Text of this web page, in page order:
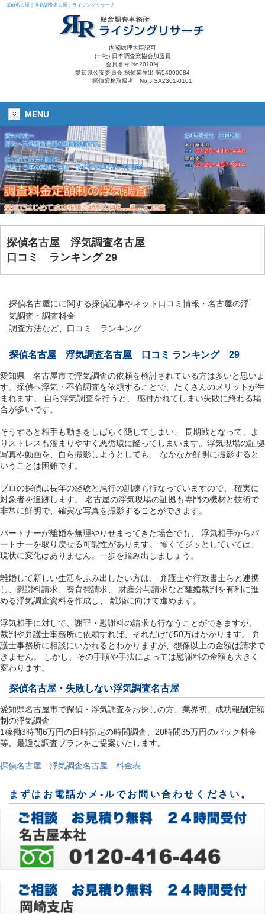
探偵名古屋｜浮気調査名古屋｜ライジングリサーチ
内閣総理大臣認可
(一社) 日本調査業協会加盟員
会員番号 No2010号
愛知県公安委員会 探偵業届出 第54090084
探偵業務取扱者 No.JISA2301-0101
MENU
探偵名古屋
浮気調査名古屋
口コミ ランキング 29
探偵名古屋にに関する探偵記事やネット口コミ情報・名古屋の浮
気調査・調査料金
調査方法など、口コミ ランキング
探偵名古屋 浮気調査名古屋 口コミ ランキング 29
愛知県 名古屋市で浮気調査の依頼を検討されている方は多いと思いま
す。探偵へ浮気・不倫調査を依頼することで、たくさんのメリットが生
まれます。 自ら浮気調査を行うと、 感付かれてしまい失敗に終わる場
合が多いです。
そうすると相手も動きをしばらく隠してしまい、 長期戦となって、よ
りストレスも溜まりやすく悪循環に陥ってしまいます。浮気現場の証拠
写真や動画を、自ら撮影しようとしても、 なかなか鮮明に撮影すると
いうことは困難です。
プロの探偵は長年の経験と尾行の訓練も行なっていますので、 確実に
対象者を追跡します。 名古屋の浮気現場の証拠も専門の機材と技術で
非常に鮮明で、確実な写真を撮影することができます。
パートナーが離婚を無理やりせまってきた場合でも、 浮気相手からパ
ートナーを取り戻せる可能性があります。 怖くてジッとしていては、
現状に変化はありません。一歩を踏み出しましょう。
離婚して新しい生活をふみ出したい方は、 弁護士や行政書士らと連携
し、慰謝料請求、養育費請求、 財産分与請求など離婚裁判を有利に進
める浮気調査資料を作成し、 離婚に向けて進めます。
浮気相手に対して、謝罪・慰謝料の請求も行なうことができますが、
裁判や弁護士事務所に依頼すれば、それだけで50万はかかります。 弁
護士事務所に相談にいかれるとわかりますが、想像以上の金額は請求で
きません。 しかし、その手順や手法によっては慰謝料の金額も大きく
変わります。
探偵名古屋 ・失敗しない浮気調査名古屋
愛知県名古屋市で探偵・浮気調査をお探しの方、業界初、成功報酬定額
制の浮気調査
1稼働3時間6万円の日時指定の時間調査、20時間35万円のパック料金
等、最適な調査プランをご提案いたします。
探偵名古屋 浮気調査名古屋 料金表
まずはお電話かメ-ルでお問い合わせください。